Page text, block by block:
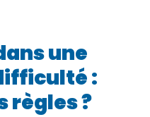
une
:
règles ?